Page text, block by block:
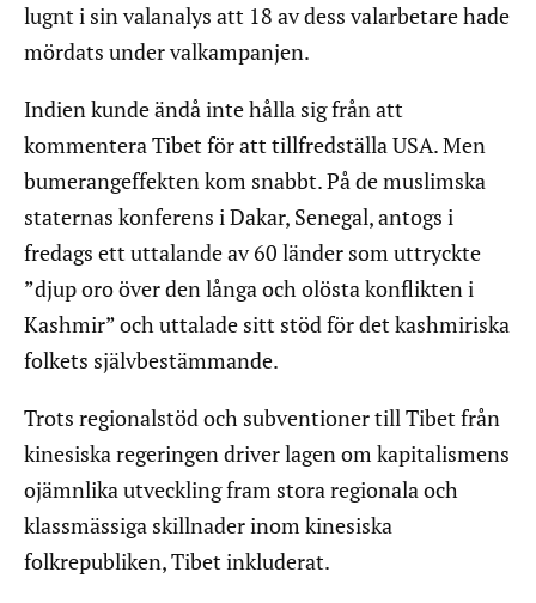
lugnt i sin valanalys att 18 av dess valarbetare hade
mördats under valkampanjen.
Indien kunde ändå inte hålla sig från att
kommentera Tibet för att tillfredställa USA. Men
bumerangeffekten kom snabbt. På de muslimska
staternas konferens i Dakar, Senegal, antogs i
fredags ett uttalande av 60 länder som uttryckte
”djup oro över den långa och olösta konflikten i
Kashmir” och uttalade sitt stöd för det kashmiriska
folkets självbestämmande.
Trots regionalstöd och subventioner till Tibet från
kinesiska regeringen driver lagen om kapitalismens
ojämnlika utveckling fram stora regionala och
klassmässiga skillnader inom kinesiska
folkrepubliken, Tibet inkluderat.